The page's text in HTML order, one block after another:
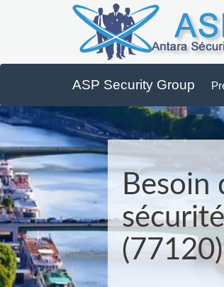
ASP Security Group
Besoin